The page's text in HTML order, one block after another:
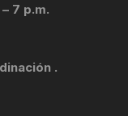
7 p.m.
.